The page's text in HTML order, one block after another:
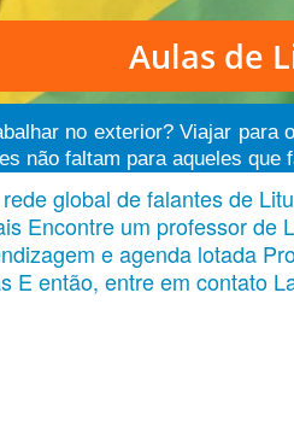
Aulas de
no exterior? Viajar
não faltam para aqueles que
global de falantes de
Encontre um professor de
e agenda lotada
E então, entre em contato